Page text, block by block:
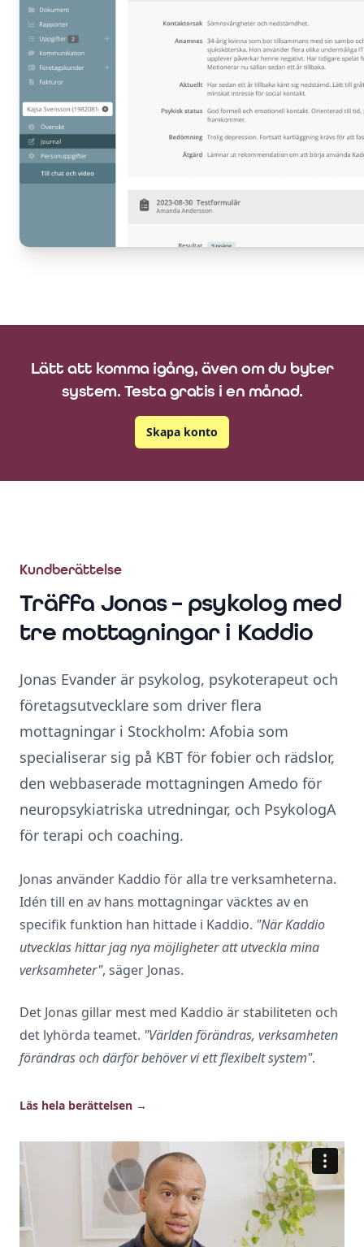
Lätt att komma igång, även om du byter
system. Testa gratis i en månad.
Skapa konto
Kundberättelse
Träffa Jonas – psykolog med
tre mottagningar i Kaddio
Jonas Evander är psykolog, psykoterapeut och
företagsutvecklare som driver flera
mottagningar i Stockholm: Afobia som
specialiserar sig på KBT för fobier och rädslor,
den webbaserade mottagningen Amedo för
neuropsykiatriska utredningar, och PsykologA
för terapi och coaching.
Jonas använder Kaddio för alla tre verksamheterna.
Idén till en av hans mottagningar väcktes av en
specifik funktion han hittade i Kaddio. "När Kaddio
utvecklas hittar jag nya möjligheter att utveckla mina
verksamheter", säger Jonas.
Det Jonas gillar mest med Kaddio är stabiliteten och
det lyhörda teamet. "Världen förändras, verksamheten
förändras och därför behöver vi ett flexibelt system".
Läs hela berättelsen →